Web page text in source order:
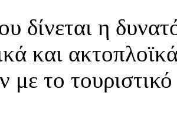
δίνεται η
και
με το